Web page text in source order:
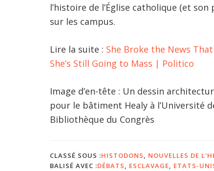
l’histoire de l’Église catholique (et
sur les campus.
Lire la suite : She Broke the News
She’s Still Going to Mass | Politico
Image d’en-tête : Un dessin
pour le bâtiment Healy à l’Université
Bibliothèque du Congrès
CLASSÉ SOUS :HISTODONS, NOUVELLES DE
BALISÉ AVEC :DÉBATS, ESCLAVAGE, ETATS-